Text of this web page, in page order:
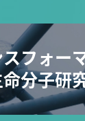
スフォー
分子研